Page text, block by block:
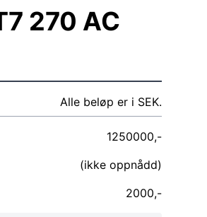
270 AC
Alle beløp er i SEK.
1250000,-
(ikke oppnådd)
2000,-